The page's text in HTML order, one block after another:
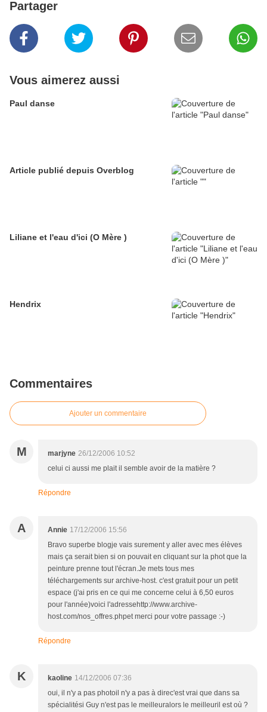
Partager
Vous aimerez aussi
Paul danse
Article publié depuis Overblog
Liliane et l'eau d'ici (O Mère )
Hendrix
Commentaires
Ajouter un commentaire
M marjyne 26/12/2006 10:52
celui ci aussi me plait il semble avoir de la matière ?
Répondre
A Annie 17/12/2006 15:56
Bravo superbe blogje vais surement y aller avec mes élèves
mais ça serait bien si on pouvait en cliquant sur la phot que la
peinture prenne tout l'écran.Je mets tous mes
téléchargements sur archive-host. c'est gratuit pour un petit
espace (j'ai pris en ce qui me concerne celui à 6,50 euros
pour l'année)voici l'adressehttp://www.archive-
host.com/nos_offres.phpet merci pour votre passage :-)
Répondre
K kaoline 14/12/2006 07:36
oui, il n'y a pas photoil n'y a pas à direc'est vrai que dans sa
spécialitési Guy n'est pas le meilleuralors le meilleuril est où ?